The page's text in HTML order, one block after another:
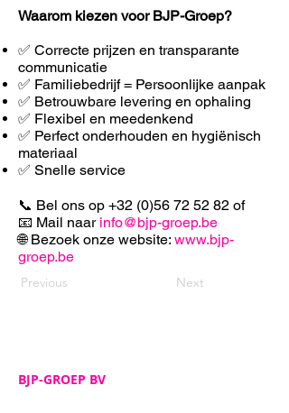
Waarom kiezen voor BJP-Groep?
✅ Correcte prijzen en transparante
communicatie
✅ Familiebedrijf = Persoonlijke aanpak
✅ Betrouwbare levering en ophaling
✅ Flexibel en meedenkend
✅ Perfect onderhouden en hygiënisch
materiaal
✅ Snelle service
📞 Bel ons op +32 (0)56 72 52 82 of
📧 Mail naar info@bjp-groep.be
🌐 Bezoek onze website: www.bjp-
groep.be
Previous Next
BJP-GROEP BV